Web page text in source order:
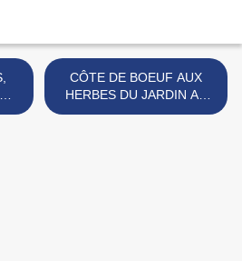
CÔTE DE BOEUF AUX
HERBES DU JARDIN AU
BARBECUE ET SA SAUCE